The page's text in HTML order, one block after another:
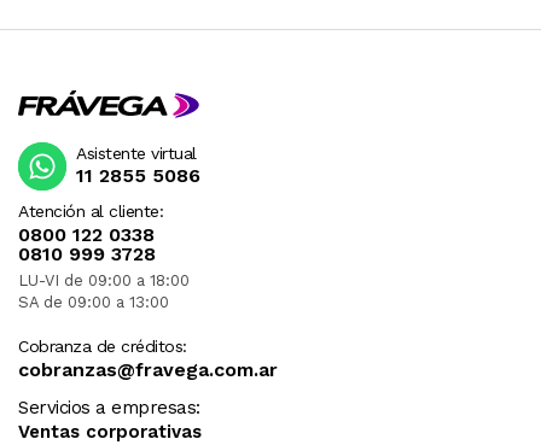
Atención al cliente:
0800 122 0338
0810 999 3728
LU-VI de 09:00 a 18:00
SA de 09:00 a 13:00
Cobranza de créditos:
cobranzas@fravega.com.ar
Servicios a empresas:
Ventas corporativas
Asistente virtual
11 2855 5086